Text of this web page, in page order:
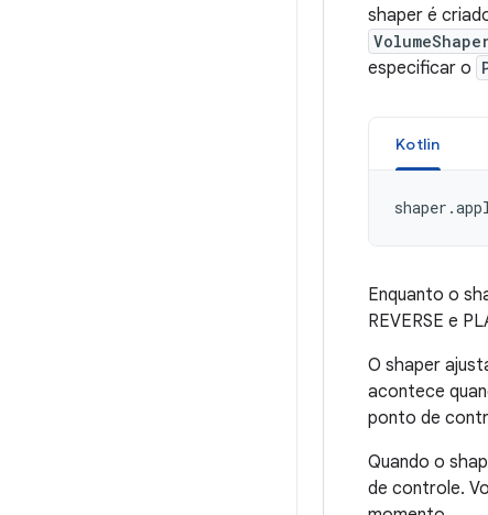
shaper é
especificar o
Kotlin
shaper .
Enquanto o
REVERSE e
O shaper
acontece
ponto de
Quando o
de controle.